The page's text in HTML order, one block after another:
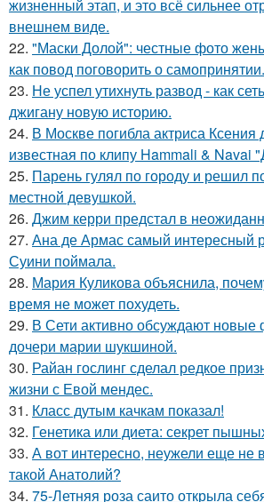
жизненный этап, и это всё сильнее
внешнем виде.
22. "Маски Долой": честные фото
как повод поговорить о самопринятии.
23. Не успел утихнуть развод - как
джигану новую историю.
24. В Москве погибла актриса
известная по клипу Hammali & Navai
25. Парень гулял по городу и решил
местной девушкой.
26. Джим керри предстал в
27. Ана де Армас самый интересный
Суини поймала.
28. Мария Куликова объяснила,
время не может похудеть.
29. В Сети активно обсуждают новые
дочери марии шукшиной.
30. Райан гослинг сделал редкое
жизни с Евой мендес.
31. Класс дутым качкам показал!
32. Генетика или диета: секрет
33. А вот интересно, неужели еще не
такой Анатолий?
34. 75-Летняя роза саито открыла